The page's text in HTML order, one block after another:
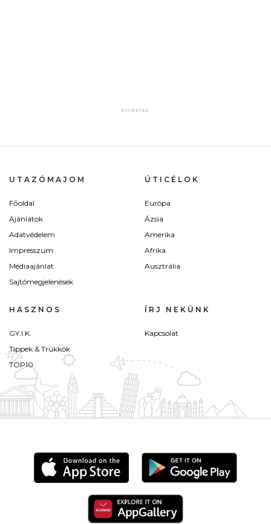
UTAZÓMAJOM
Főoldal
Ajánlatok
Adatvédelem
Impresszum
Médiaajánlat
Sajtómegjelenések
ÚTICÉLOK
Európa
Ázsia
Amerika
Afrika
Ausztrália
HASZNOS
GY.I.K.
Tippek & Trükkök
TOP10
ÍRJ NEKÜNK
Kapcsolat